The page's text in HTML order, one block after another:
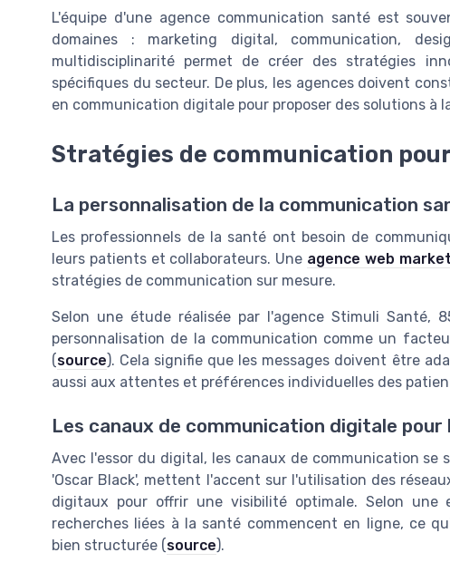
L'équipe d'une agence communication santé est
domaines : marketing digital, communication,
multidisciplinarité permet de créer des stratégies
spécifiques du secteur. De plus, les agences doivent
en communication digitale pour proposer des solutions à
Stratégies de communication
La personnalisation de la communication
Les professionnels de la santé ont besoin de
leurs patients et collaborateurs. Une agence web
stratégies de communication sur mesure.
Selon une étude réalisée par l'agence Stimuli Santé,
personnalisation de la communication comme un
(source). Cela signifie que les messages doivent être
aussi aux attentes et préférences individuelles des
Les canaux de communication digitale
Avec l'essor du digital, les canaux de communication se
'Oscar Black', mettent l'accent sur l'utilisation des
digitaux pour offrir une visibilité optimale. Selon une
recherches liées à la santé commencent en ligne, ce
bien structurée (source).